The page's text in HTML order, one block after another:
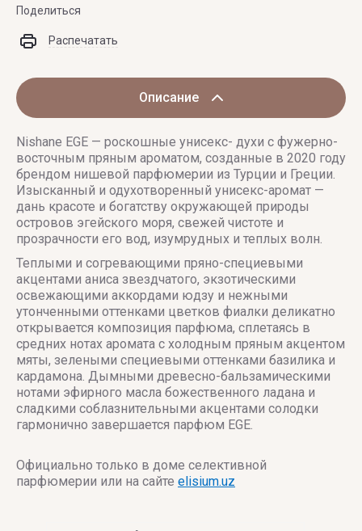
Поделиться
Распечатать
Описание
Nishane EGE — роскошные унисекс- духи с фужерно-
восточным пряным ароматом, созданные в 2020 году
брендом нишевой парфюмерии из Турции и Греции.
Изысканный и одухотворенный унисекс-аромат —
дань красоте и богатству окружающей природы
островов эгейского моря, свежей чистоте и
прозрачности его вод, изумрудных и теплых волн.
Теплыми и согревающими пряно-специевыми
акцентами аниса звездчатого, экзотическими
освежающими аккордами юдзу и нежными
утонченными оттенками цветков фиалки деликатно
открывается композиция парфюма, сплетаясь в
средних нотах аромата с холодным пряным акцентом
мяты, зелеными специевыми оттенками базилика и
кардамона. Дымными древесно-бальзамическими
нотами эфирного масла божественного ладана и
сладкими соблазнительными акцентами солодки
гармонично завершается парфюм EGE.
Официально только в доме селективной
парфюмерии или на сайте elisium.uz